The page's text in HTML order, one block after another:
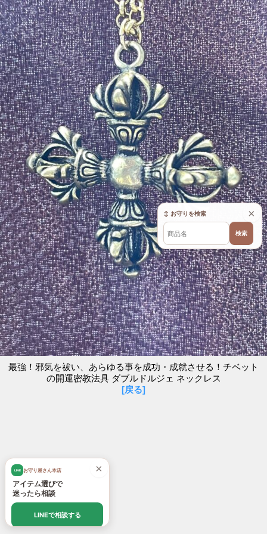
最強！邪気を祓い、あらゆる事を成功・成就させる！チベット
の開運密教法具 ダブルドルジェ ネックレス
[戻る]
×
LINE お守り屋さん本店
アイテム選びで
迷ったら相談
LINEで相談する
×
↕ お守りを検索
検索